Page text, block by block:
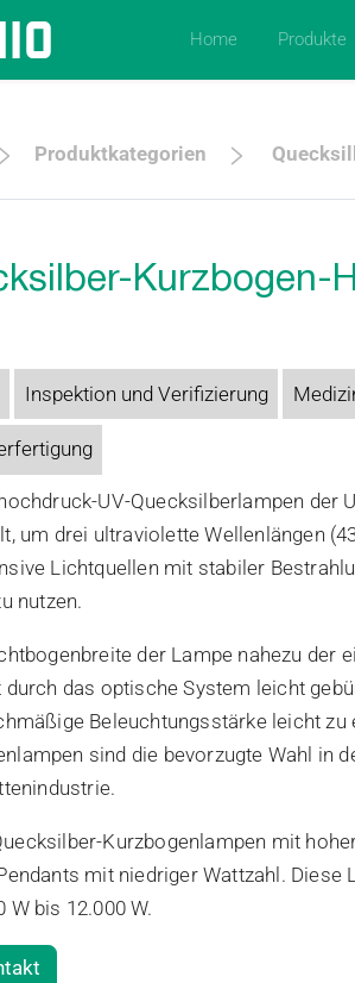
Home Produkte
Produktkategorien
Kurzbogen-
Inspektion und Verifizierung
UV-Quecksilberlampen der
um drei ultraviolette Wellenlängen
Lichtquellen mit stabiler
nutzen.
der Lampe nahezu der
durch das optische System leicht
Beleuchtungsstärke leicht zu
sind die bevorzugte Wahl in
Kurzbogenlampen mit
mit niedriger Wattzahl. Diese
W bis 12.000 W.